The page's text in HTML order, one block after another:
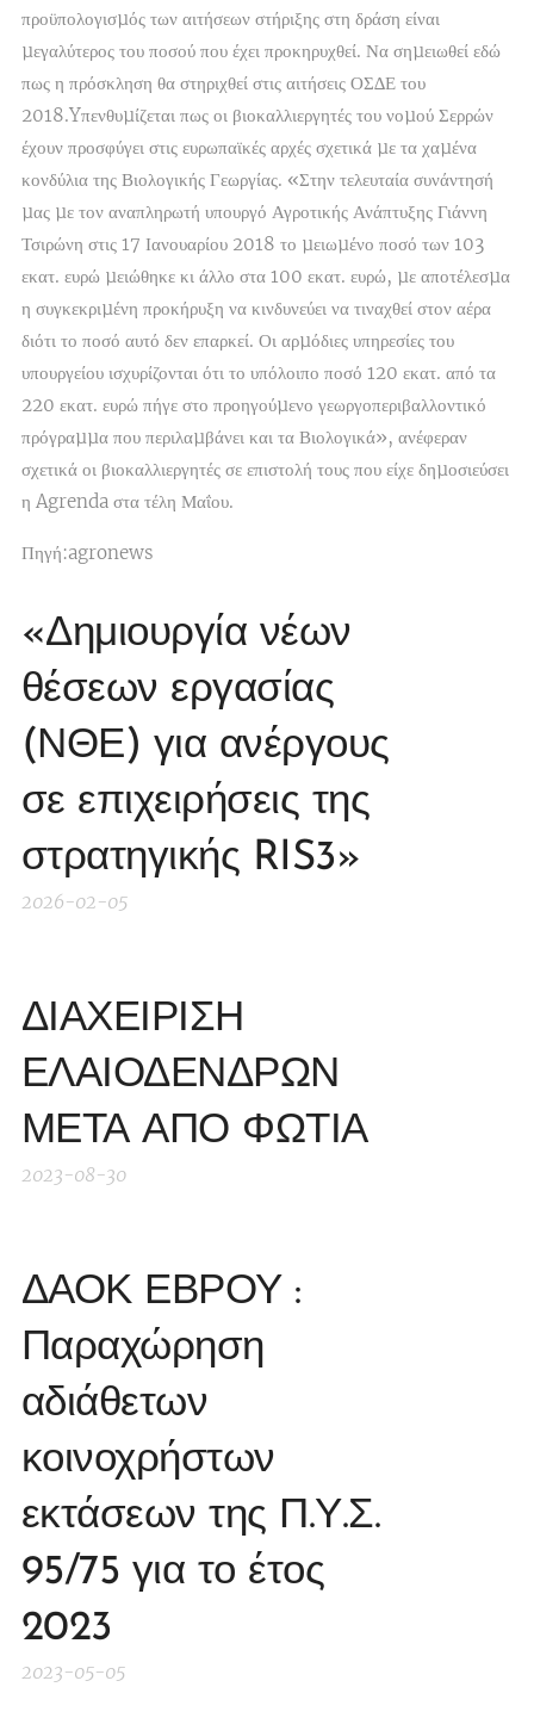
προϋπολογισµός των αιτήσεων στήριξης στη δράση είναι
µεγαλύτερος του ποσού που έχει προκηρυχθεί. Να σηµειωθεί εδώ
πως η πρόσκληση θα στηριχθεί στις αιτήσεις ΟΣ∆Ε του
2018.Yπενθυµίζεται πως οι βιοκαλλιεργητές του νοµού Σερρών
έχουν προσφύγει στις ευρωπαϊκές αρχές σχετικά µε τα χαµένα
κονδύλια της Βιολογικής Γεωργίας. «Στην τελευταία συνάντησή
µας µε τον αναπληρωτή υπουργό Αγροτικής Ανάπτυξης Γιάννη
Τσιρώνη στις 17 Ιανουαρίου 2018 το µειωµένο ποσό των 103
εκατ. ευρώ µειώθηκε κι άλλο στα 100 εκατ. ευρώ, µε αποτέλεσµα
η συγκεκριµένη προκήρυξη να κινδυνεύει να τιναχθεί στον αέρα
διότι το ποσό αυτό δεν επαρκεί. Οι αρµόδιες υπηρεσίες του
υπουργείου ισχυρίζονται ότι το υπόλοιπο ποσό 120 εκατ. από τα
220 εκατ. ευρώ πήγε στο προηγούµενο γεωργοπεριβαλλοντικό
πρόγραµµα που περιλαµβάνει και τα Βιολογικά», ανέφεραν
σχετικά οι βιοκαλλιεργητές σε επιστολή τους που είχε δηµοσιεύσει
η Agrenda στα τέλη Μαΐου.
Πηγή:agronews
«Δημιουργία νέων
θέσεων εργασίας
(ΝΘΕ) για ανέργους
σε επιχειρήσεις της
στρατηγικής RIS3»
2026-02-05
ΔΙΑΧΕΙΡΙΣΗ
ΕΛΑΙΟΔΕΝΔΡΩΝ
ΜΕΤΑ ΑΠΟ ΦΩΤΙΑ
2023-08-30
ΔΑΟΚ ΕΒΡΟΥ :
Παραχώρηση
αδιάθετων
κοινοχρήστων
εκτάσεων της Π.Υ.Σ.
95/75 για το έτος
2023
2023-05-05